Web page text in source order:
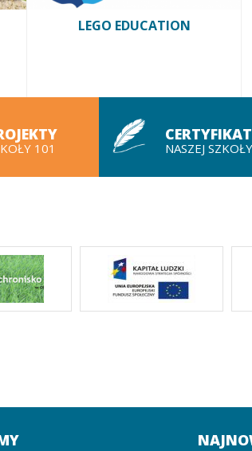
LEGO EDUCATION
101 NASZEJ SZKOŁY